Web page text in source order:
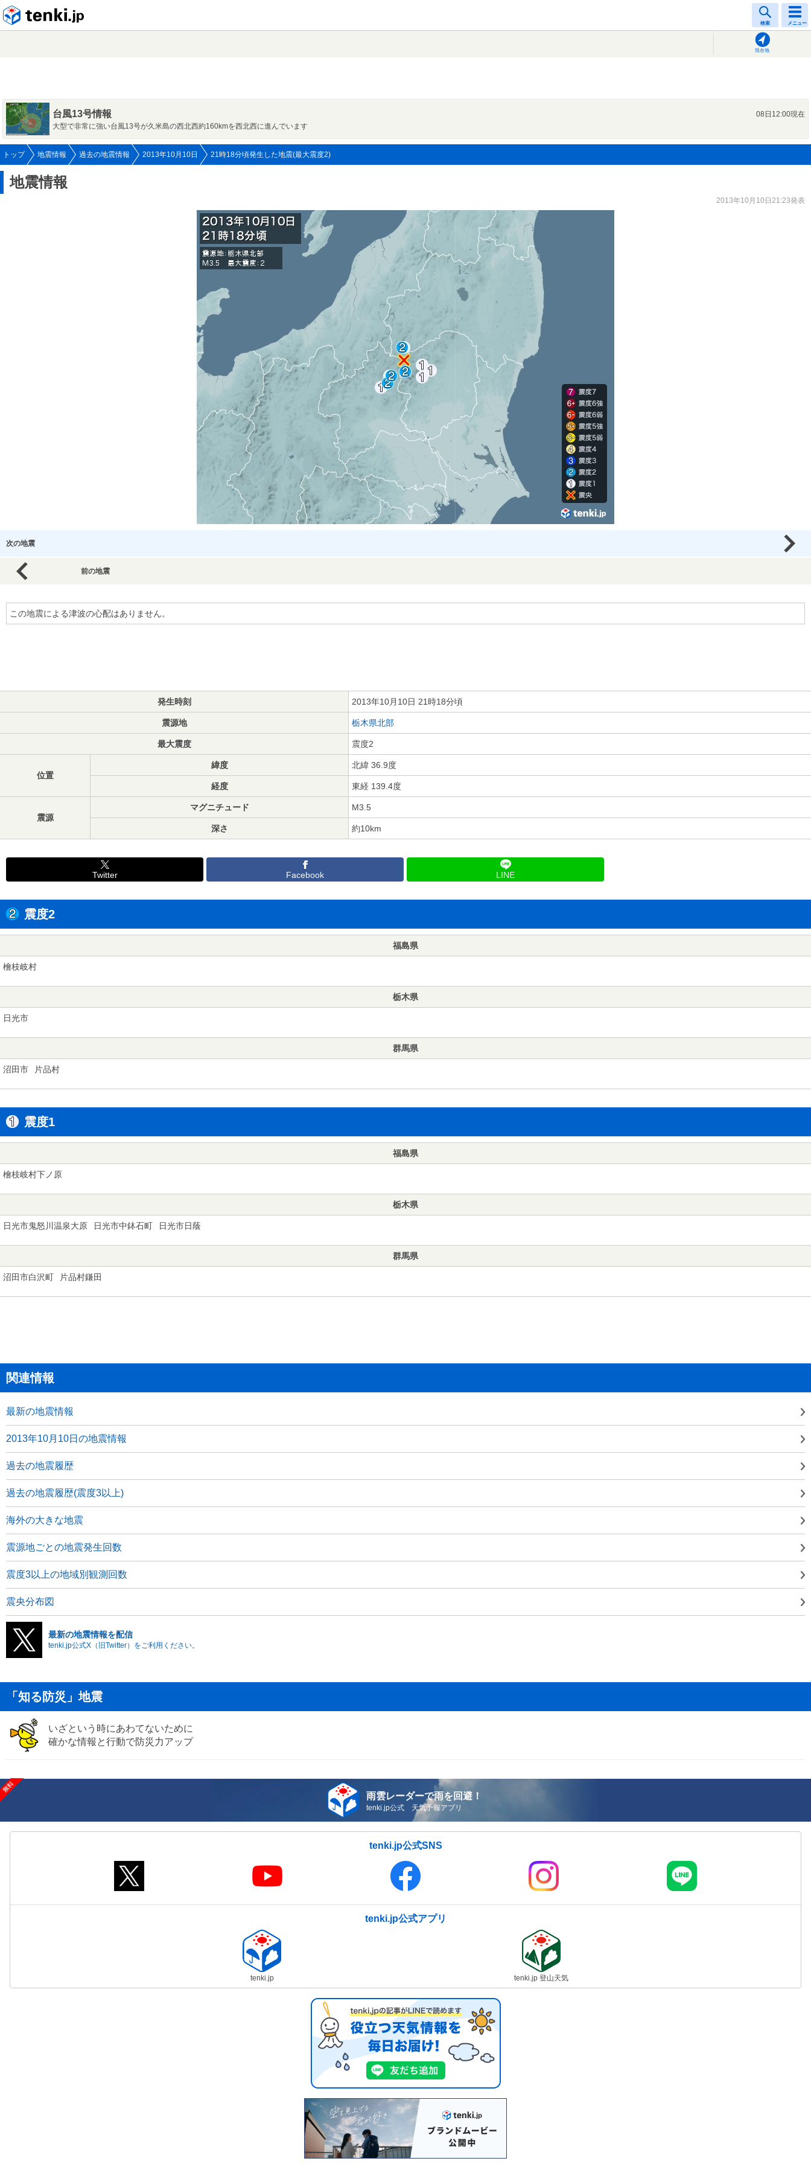
検索 メニュー
現在地
台風13号情報
08日12:00現在
大型で非常に強い台風13号が久米島の西北西約160kmを西北西に進んでいます
トップ 地震情報 過去の地震情報 2013年10月10日 21時18分頃発生した地震(最大震度2)
地震情報
2013年10月10日21:23発表
次の地震
前の地震
この地震による津波の心配はありません。
発生時刻 2013年10月10日 21時18分頃
震源地 栃木県北部
最大震度 震度2
位置
緯度 北緯 36.9度
経度 東経 139.4度
震源
マグニチュード M3.5
深さ 約10km
Twitter Facebook LINE
震度2
福島県
檜枝岐村
栃木県
日光市
群馬県
沼田市 片品村
震度1
福島県
檜枝岐村下ノ原
栃木県
日光市鬼怒川温泉大原 日光市中鉢石町 日光市日蔭
群馬県
沼田市白沢町 片品村鎌田
関連情報
最新の地震情報
2013年10月10日の地震情報
過去の地震履歴
過去の地震履歴(震度3以上)
海外の大きな地震
震源地ごとの地震発生回数
震度3以上の地域別観測回数
震央分布図
最新の地震情報を配信
tenki.jp公式X（旧Twitter）をご利用ください。
「知る防災」地震
いざという時にあわてないために
確かな情報と行動で防災力アップ
雨雲レーダーで雨を回避！
tenki.jp公式 天気予報アプリ
tenki.jp公式SNS
tenki.jp公式アプリ
tenki.jp tenki.jp 登山天気